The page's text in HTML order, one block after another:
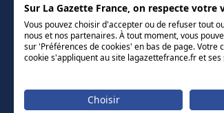
Mentions
Sur La Gazette France, on respecte votre
Vous pouvez choisir d'accepter ou de refuser tout
nous et nos partenaires. À tout moment, vous
sur 'Préférences de cookies' en bas de page. Votre
cookie s'appliquent au site lagazettefrance.fr et ses
Choisir